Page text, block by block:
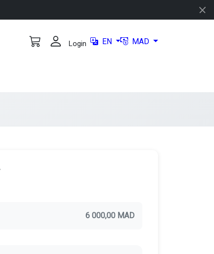
Login EN MAD
6 000,00 MAD